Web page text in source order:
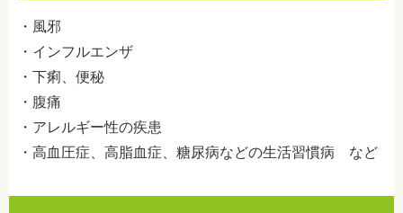
・風邪
・インフルエンザ
・下痢、便秘
・腹痛
・アレルギー性の疾患
・高血圧症、高脂血症、糖尿病などの生活習慣病 など